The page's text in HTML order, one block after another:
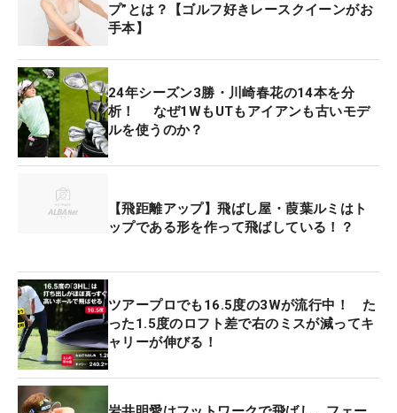
プ”とは？【ゴルフ好きレースクイーンがお
手本】
24年シーズン3勝・川崎春花の14本を分
析！ なぜ1WもUTもアイアンも古いモデ
ルを使うのか？
【飛距離アップ】飛ばし屋・葭葉ルミはト
ップである形を作って飛ばしている！？
ツアープロでも16.5度の3Wが流行中！ た
った1.5度のロフト差で右のミスが減ってキ
ャリーが伸びる！